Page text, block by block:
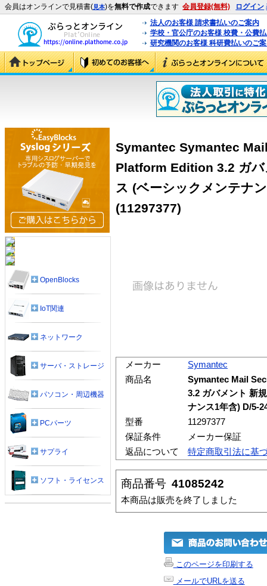
会員はオンラインで見積書(見本)を無料で作成できます 会員登録(無料) ログイン
法人のお客様 請求書払いのご案内
学校・官公庁のお客様 校費・公費
研究機関のお客様 科研費払いのご
Symantec Symantec
Platform Edition 3.2 ガバ
ス (ベーシックメンテナ
(11297377)
メーカー
Symantec
商品名
Symantec Mail
3.2 ガバメント 新
ナンス1年含) D/5-
型番
11297377
保証条件
メーカー保証
返品について
特定商取引法に基
商品番号 41085242
本商品は販売を終了しました
このページを印刷する
メールでURLを送る
OpenBlocks
IoT関連
ネットワーク
サーバ・ストレージ
パソコン・周辺機器
PCパーツ
サプライ
ソフト・ライセンス